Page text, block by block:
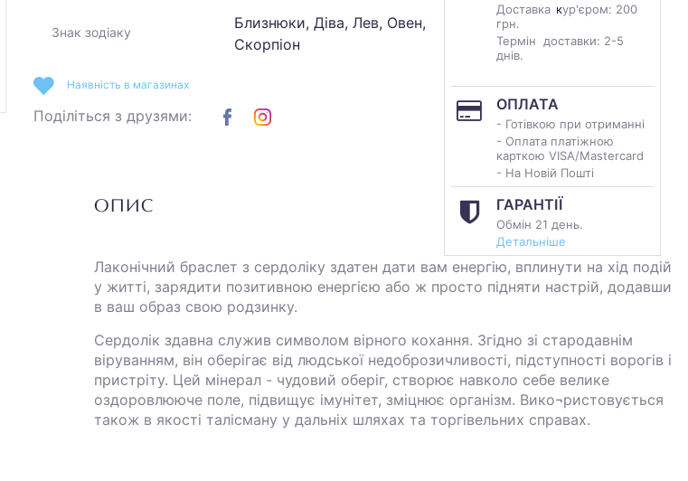
Знак зодіаку
Близнюки, Діва, Лев, Овен,
Скорпіон
Доставка кур'єром: 200
грн.
Термін доставки: 2-5
днів.
ОПЛАТА
- Готівкою при отриманні
- Оплата платіжною
карткою VISA/Mastercard
- На Новій Пошті
ГАРАНТІЇ
Обмін 21 день.
Детальніше
Наявність в магазинах
Поділіться з друзями:
ОПИС
Лаконічний браслет з сердоліку здатен дати вам енергію, вплинути на хід подій
у житті, зарядити позитивною енергією або ж просто підняти настрій, додавши
в ваш образ свою родзинку.
Сердолік здавна служив символом вірного кохання. Згідно зі стародавнім
віруванням, він оберігає від людської недоброзичливості, підступності ворогів і
пристріту. Цей мінерал - чудовий оберіг, створює навколо себе велике
оздоровлююче поле, підвищує імунітет, зміцнює організм. Вико¬ристовується
також в якості талісману у дальніх шляхах та торгівельних справах.